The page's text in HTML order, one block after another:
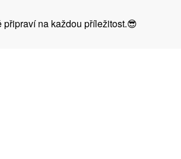
na každou příležitost.😎